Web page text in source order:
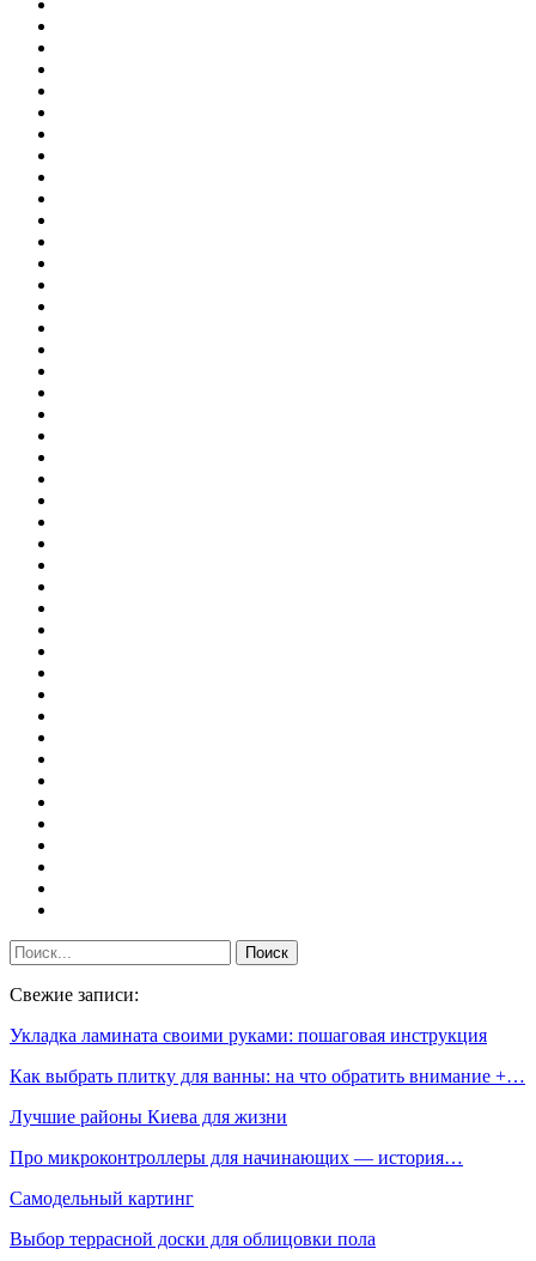
Свежие записи:
Укладка ламината своими руками: пошаговая инструкция
Как выбрать плитку для ванны: на что обратить внимание +…
Лучшие районы Киева для жизни
Про микроконтроллеры для начинающих — история…
Самодельный картинг
Выбор террасной доски для облицовки пола